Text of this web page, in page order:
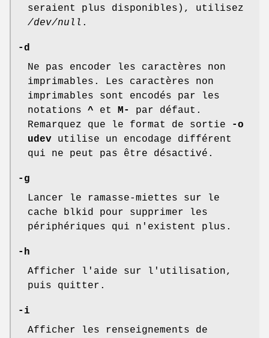
seraient plus disponibles), utilisez
/dev/null .
-d
Ne pas encoder les caractères non
imprimables. Les caractères non
imprimables sont encodés par les
notations ^ et M-
par défaut.
Remarquez que le format de sortie
-o
udev utilise un encodage différent
qui ne peut pas être désactivé.
-g
Lancer le ramasse-miettes sur le
cache blkid pour supprimer les
périphériques qui n'existent plus.
-h
Afficher l'aide sur l'utilisation,
puis quitter.
-i
Afficher les renseignements de